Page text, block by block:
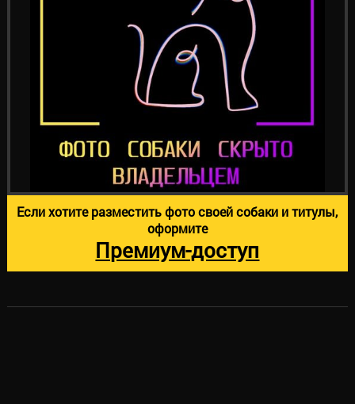
Если хотите разместить фото своей собаки и титулы,
оформите
Премиум-доступ